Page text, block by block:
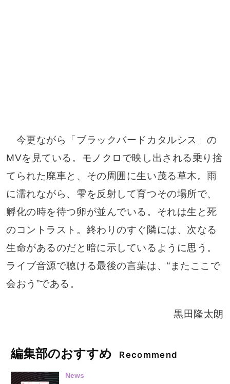
今更ながら「ブラックバードカタルシス」の
MVを見ている。モノクロで映し出される乗り捨
てられた廃車と、その周囲に生い茂る草木。雨
に濡れながら、雫を反射して育つその場所で、
孵化の時を待つ卵が並んでいる。それは生と死
のコントラスト。終わりのすぐ隣には、次なる
生命があるのだと暗に示しているように思う。
ライブ音源で聴ける最後の言葉は、“またここで
会おう”である。
黒田隆太朗
編集部のおすすめ Recommend
News